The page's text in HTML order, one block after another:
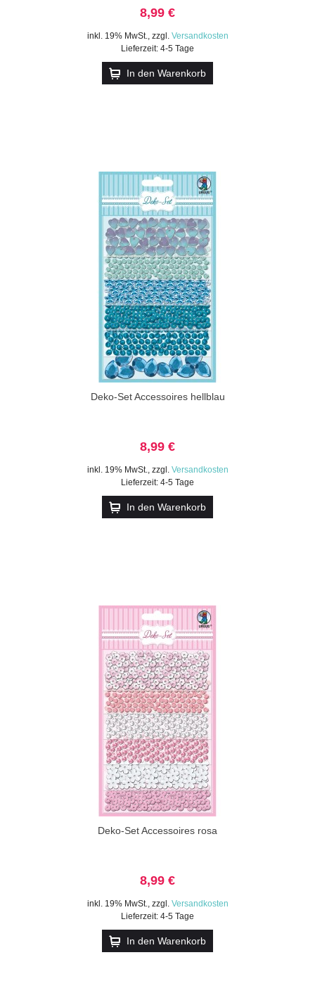
8,99 €
inkl. 19% MwSt., zzgl. Versandkosten
Lieferzeit: 4-5 Tage
In den Warenkorb
Deko-Set Accessoires hellblau
8,99 €
inkl. 19% MwSt., zzgl. Versandkosten
Lieferzeit: 4-5 Tage
In den Warenkorb
Deko-Set Accessoires rosa
8,99 €
inkl. 19% MwSt., zzgl. Versandkosten
Lieferzeit: 4-5 Tage
In den Warenkorb